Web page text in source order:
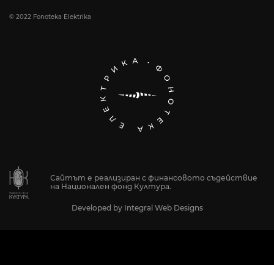
© 2022 Fonoteka Elektrika
Сайтът е реализиран с финансовото съдействие
на Национален фонд Култура.
Developed by Integral Web Designs